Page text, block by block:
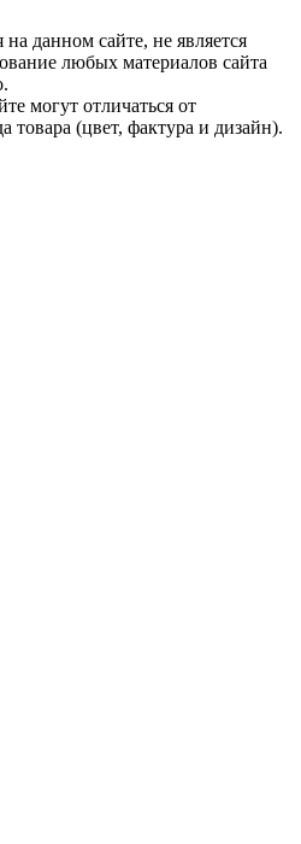
данном сайте, не является
любых материалов сайта
могут отличаться от
товара (цвет, фактура и дизайн).